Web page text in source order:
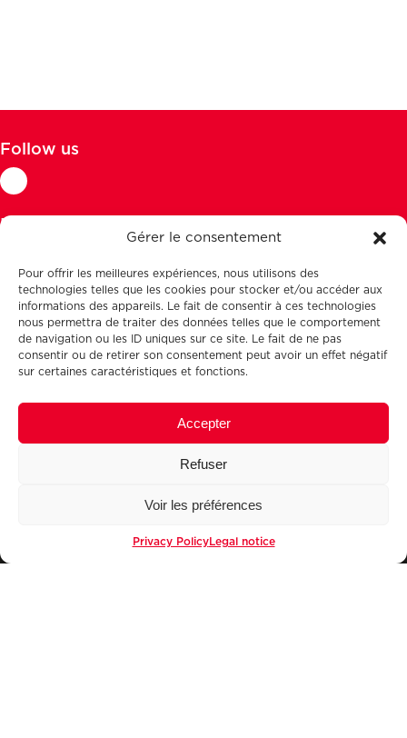
Gérer le consentement
Pour offrir les meilleures expériences, nous utilisons des
technologies telles que les cookies pour stocker et/ou accéder aux
informations des appareils. Le fait de consentir à ces technologies
nous permettra de traiter des données telles que le comportement
de navigation ou les ID uniques sur ce site. Le fait de ne pas
consentir ou de retirer son consentement peut avoir un effet négatif
sur certaines caractéristiques et fonctions.
Accepter
Refuser
Voir les préférences
Privacy PolicyLegal notice
Follow us
Do you have a question ?
We will respond to you as quickly as
Contact us
Food service